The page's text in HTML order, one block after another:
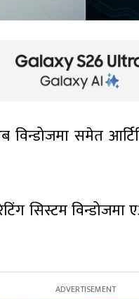
विन्डोजमा समेत
सिस्टम